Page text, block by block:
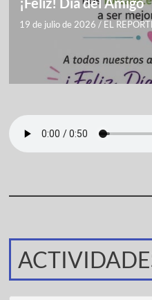
19 de julio de 2026 / EL